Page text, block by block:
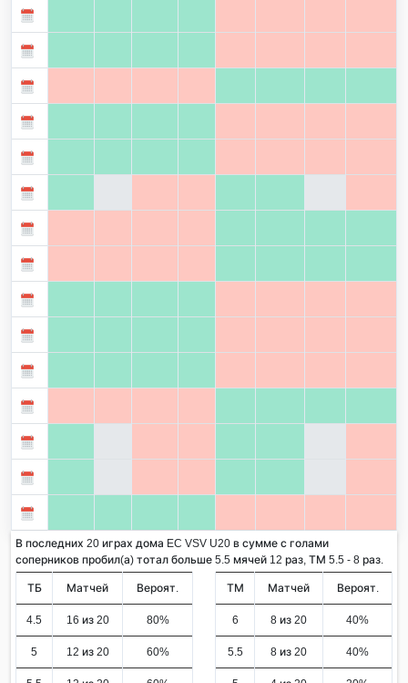
В последних 20 играх дома EC VSV U20 в сумме с голами
соперников пробил(а) тотал больше 5.5 мячей 12 раз, ТМ 5.5 - 8 раз.
ТБ Матчей Вероят.
4.5 16 из 20 80%
5 12 из 20 60%
ТМ Матчей Вероят.
6 8 из 20 40%
5.5 8 из 20 40%